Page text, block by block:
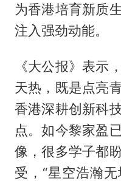
为香港培育新质
注入强劲动能。
《大公报》表示
天热，既是点亮
香港深耕创新科
点。如今黎家盈
像，很多学子都
受，“星空浩瀚